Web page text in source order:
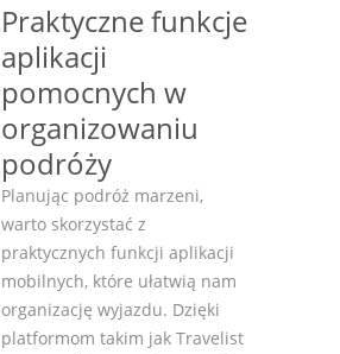
Praktyczne funkcje
aplikacji
pomocnych w
organizowaniu
podróży
Planując podróż marzeni,
warto skorzystać z
praktycznych funkcji aplikacji
mobilnych, które ułatwią nam
organizację wyjazdu. Dzięki
platformom takim jak Travelist